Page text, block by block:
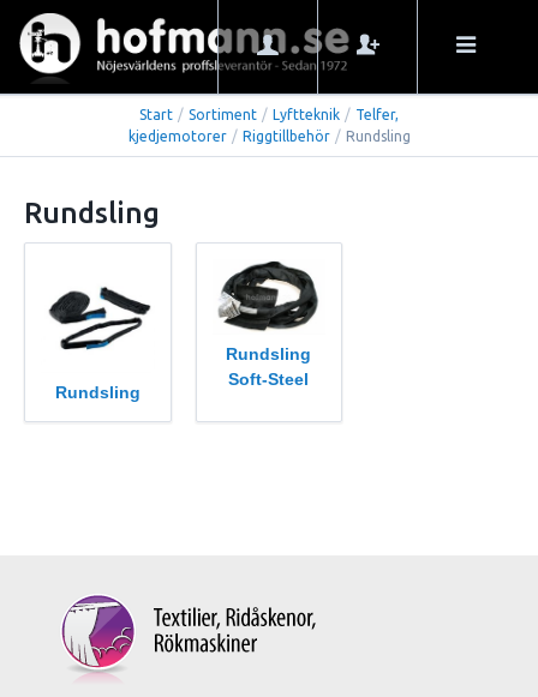
Start / Sortiment / Lyftteknik / Telfer,
kjedjemotorer / Riggtillbehör / Rundsling
Rundsling
Rundsling
Rundsling
Soft-Steel